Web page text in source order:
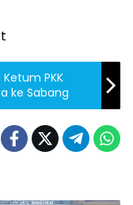
PKK
ke Sabang